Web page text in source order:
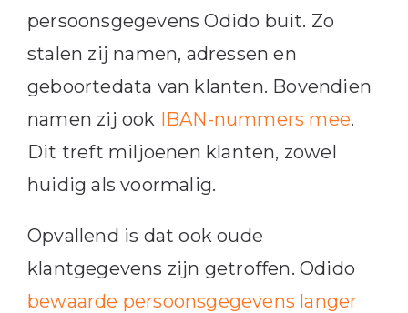
persoonsgegevens Odido buit. Zo
stalen zij namen, adressen en
geboortedata van klanten. Bovendien
namen zij ook IBAN-nummers mee.
Dit treft miljoenen klanten, zowel
huidig als voormalig.
Opvallend is dat ook oude
klantgegevens zijn getroffen. Odido
bewaarde persoonsgegevens langer